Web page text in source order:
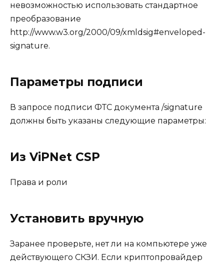
невозможностью использовать стандартное
преобразование
http://www.w3.org/2000/09/xmldsig#enveloped-
signature.
Параметры подписи
В запросе подписи ФТС документа /signature
должны быть указаны следующие параметры:
Из ViPNet CSP
Права и роли
Установить вручную
Заранее проверьте, нет ли на компьютере уже
действующего СКЗИ. Если криптопровайдер